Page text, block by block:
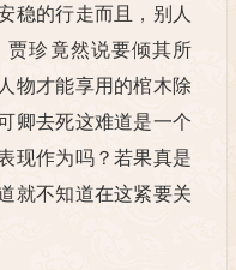
稳的行走而且，别人
贾珍竟然说要倾其所
物才能享用的棺木除
卿去死这难道是一个
现作为吗？若果真是
就不知道在这紧要关